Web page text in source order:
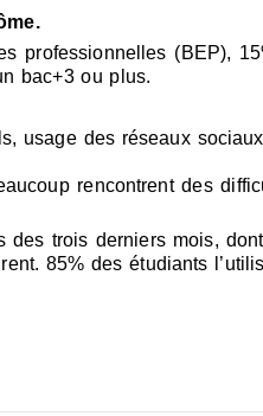
professionnelles (BEP),
bac+3 ou plus.
usage des réseaux
rencontrent des
trois derniers mois,
85% des étudiants